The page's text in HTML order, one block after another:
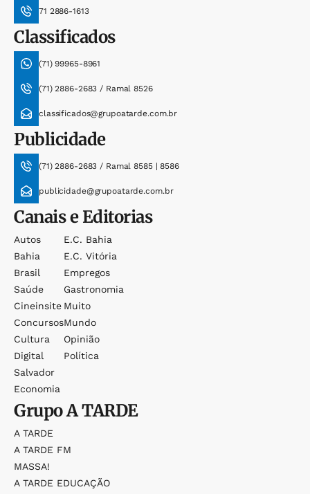
71 2886-1613
Classificados
(71) 99965-8961
(71) 2886-2683 / Ramal 8526
classificados@grupoatarde.com.br
Publicidade
(71) 2886-2683 / Ramal 8585 | 8586
publicidade@grupoatarde.com.br
Canais e Editorias
Autos
Bahia
Brasil
Saúde
Cineinsite
Concursos
Cultura
Digital
Salvador
Economia
E.c. Bahia
E.c. Vitória
Empregos
Gastronomia
Muito
Mundo
Opinião
Política
GrupoA TARDE
A TARDE
A TARDE FM
MASSA!
A TARDE EDUCAÇÃO